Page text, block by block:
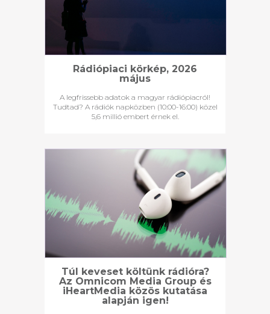
Rádiópiaci körkép, 2026
május
A legfrissebb adatok a magyar rádiópiacról!
Tudtad? A rádiók napközben (10:00-16:00) közel
5,6 millió embert érnek el.
Túl keveset költünk rádióra?
Az Omnicom Media Group és
iHeartMedia közös kutatása
alapján igen!